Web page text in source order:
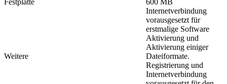
Weitere
Internetverbindung
vorausgesetzt für
erstmalige Software
Aktivierung und
Aktivierung einiger
Dateiformate.
Registrierung und
Internetverbindung